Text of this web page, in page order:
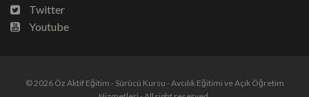
Twitter
Youtube
© 2026 Öz Aktif Eğitim - Sürücü Kursu - Avcılık Eğitimi ve Açık Öğretim